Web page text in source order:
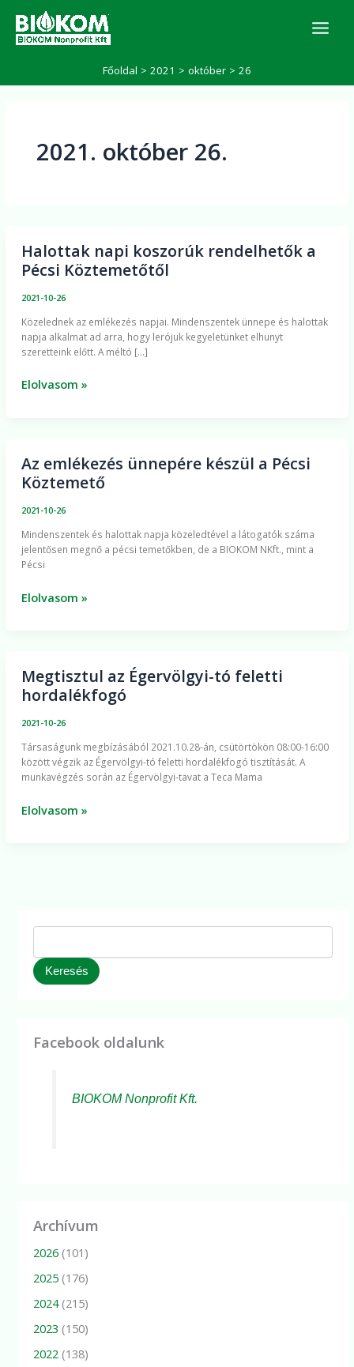
content
Főoldal 2021 október 26
2021. október 26.
Halottak napi koszorúk rendelhetők a
Pécsi Köztemetőtől
2021-10-26
Közelednek az emlékezés napjai. Mindenszentek ünnepe és halottak
napja alkalmat ad arra, hogy lerójuk kegyeletünket elhunyt
szeretteink előtt. A méltó […]
Halottak
napi
a
Pécsi
Elolvasom »
Az emlékezés ünnepére készül a Pécsi
Köztemető
2021-10-26
Mindenszentek és halottak napja közeledtével a látogatók száma
jelentősen megnő a pécsi temetőkben, de a BIOKOM NKft., mint a
Pécsi
Az
emlékezés
a
Pécsi
Elolvasom »
Megtisztul az Égervölgyi-tó feletti
hordalékfogó
2021-10-26
Társaságunk megbízásából 2021.10.28-án, csütörtökön 08:00-16:00
között végzik az Égervölgyi-tó feletti hordalékfogó tisztítását. A
munkavégzés során az Égervölgyi-tavat a Teca Mama
Megtisztul
az
feletti
hordalékfogó
Elolvasom »
e
r
é
Keresés
Facebook oldalunk
BIOKOM Nonprofit Kft.
Archívum
2026 (101)
2025 (176)
2024(215)
2023 (150)
2022 (138)